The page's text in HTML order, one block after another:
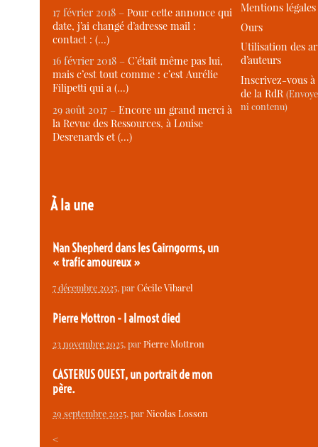
17 février 2018 –Pour cette annonce qui
date, j’ai changé d’adresse mail :
contact : (…)
16 février 2018 –C’était même pas lui,
mais c’est tout comme : c’est Aurélie
Filipetti qui a (…)
29 août 2017 –Encore un grand merci à
la Revue des Ressources, à Louise
Desrenards et (…)
À la une
Nan Shepherd dans les Cairngorms, un
« trafic amoureux »
7 décembre 2025, parCécile Vibarel
Pierre Mottron - I almost died
23 novembre 2025, parPierre Mottron
CASTERUS OUEST, un portrait de mon
père.
29 septembre 2025, parNicolas Losson
<
Mentions légales
Ours
Utilisation des
d’auteurs
Inscrivez-vous
de la RdR
ni contenu)